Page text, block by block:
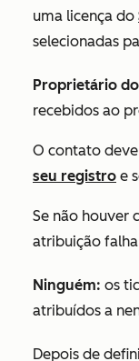
uma licença do
selecionadas
Proprietário
recebidos ao
O contato
seu registro e
Se não houver
atribuição
Ninguém: os
atribuídos a
Depois de